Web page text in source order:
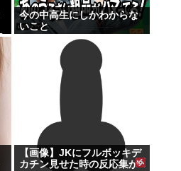
今の中高生にしかわからな
いこと
【画像】JKにフルボッキデ
カチン見せた時の反応集が